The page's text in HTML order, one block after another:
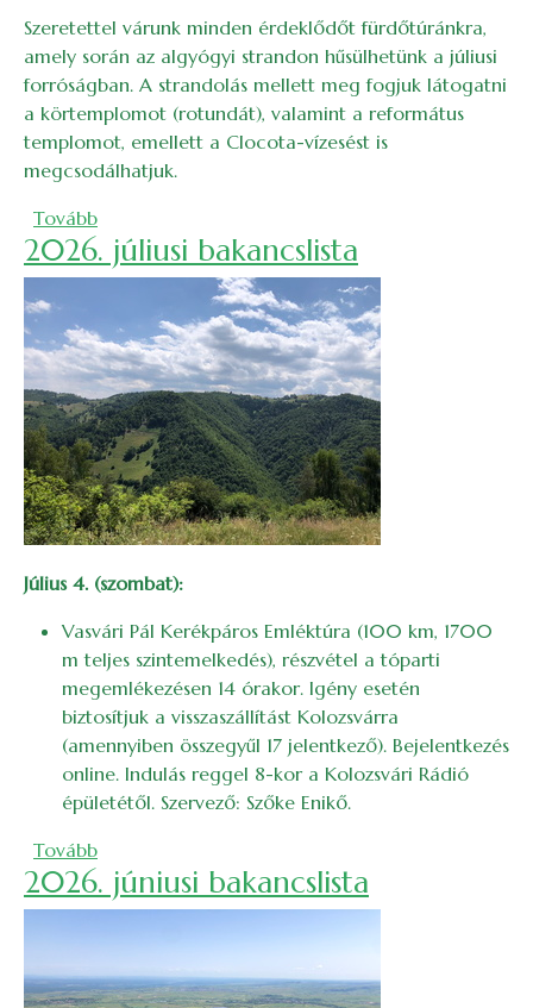
Szeretettel várunk minden érdeklődőt fürdőtúránkra,
amely során az algyógyi strandon hűsülhetünk a júliusi
forróságban. A strandolás mellett meg fogjuk látogatni
a körtemplomot (rotundát), valamint a református
templomot, emellett a Clocota-vízesést is
megcsodálhatjuk.
Tovább(Fürdőtúra Algyógyra)
2026. júliusi bakancslista
Július 4. (szombat):
Vasvári Pál Kerékpáros Emléktúra (100 km, 1700
m teljes szintemelkedés), részvétel a tóparti
megemlékezésen 14 órakor. Igény esetén
biztosítjuk a visszaszállítást Kolozsvárra
(amennyiben összegyűl 17 jelentkező). Bejelentkezés
online. Indulás reggel 8-kor a Kolozsvári Rádió
épületétől. Szervező: Szőke Enikő.
Tovább(2026. júliusi bakancslista)
2026. júniusi bakancslista